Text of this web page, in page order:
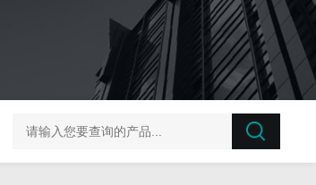
榛子东部枯萎病菌探针法qPCR试剂盒不含内参